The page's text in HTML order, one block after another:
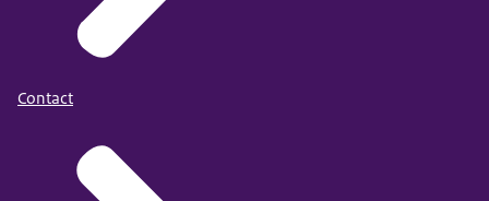
Contact